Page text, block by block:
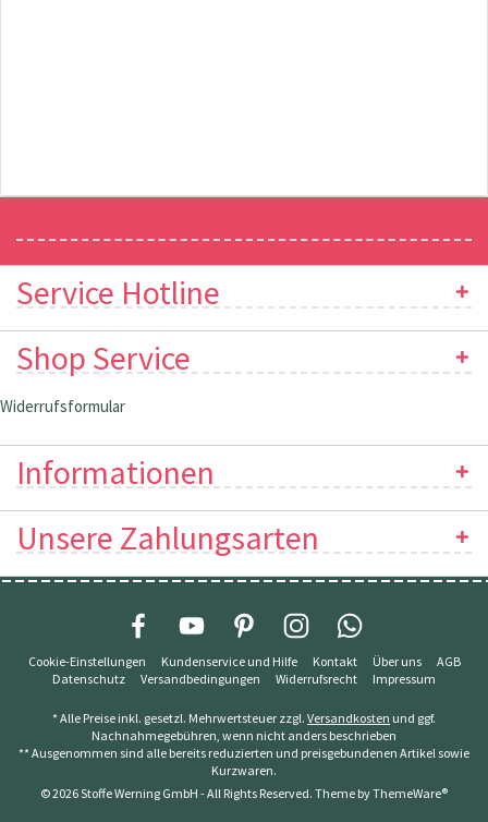
Service Hotline
Shop Service
Widerrufsformular
Informationen
Unsere Zahlungsarten
Cookie-Einstellungen Kundenservice und Hilfe Kontakt Über uns
AGB
Datenschutz
Versandbedingungen Widerrufsrecht Impressum
* Alle Preise inkl. gesetzl. Mehrwertsteuer zzgl. Versandkosten und ggf.
Nachnahmegebühren, wenn nicht anders beschrieben
** Ausgenommen sind alle bereits reduzierten und preisgebundenen Artikel sowie
Kurzwaren.
© 2026 Stoffe Werning GmbH - All Rights Reserved. Theme byThemeWare®